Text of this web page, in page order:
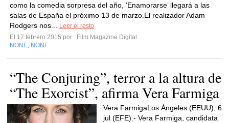
como la comedia sorpresa del año, ‘Enamorarse’ llegará a las
salas de España el próximo 13 de marzo.El realizador Adam
Rodgers nos...
Leer el resto
El 17 febrero 2015 por
Film Magazine Digital
NONE NONE
“The Conjuring”, terror a la altura de
“The Exorcist”, afirma Vera Farmiga
Vera FarmigaLos Ángeles (EEUU), 6
jul (EFE).- Vera Farmiga, candidata